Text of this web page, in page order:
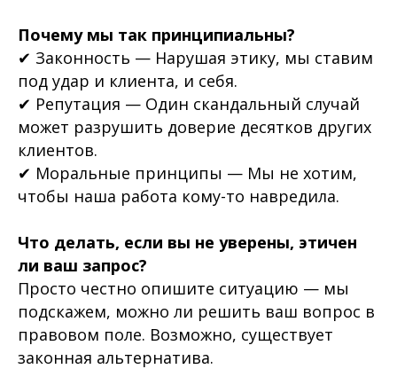
Почему мы так принципиальны?
✔ Законность — Нарушая этику, мы ставим
под удар и клиента, и себя.
✔ Репутация — Один скандальный случай
может разрушить доверие десятков других
клиентов.
✔ Моральные принципы — Мы не хотим,
чтобы наша работа кому-то навредила.
Что делать, если вы не уверены, этичен
ли ваш запрос?
Просто честно опишите ситуацию — мы
подскажем, можно ли решить ваш вопрос в
правовом поле. Возможно, существует
законная альтернатива.